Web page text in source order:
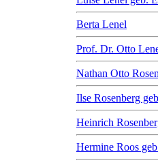
Berta Lenel
Prof. Dr. Otto
Nathan Otto
Ilse Rosenberg
Heinrich
Hermine Roos